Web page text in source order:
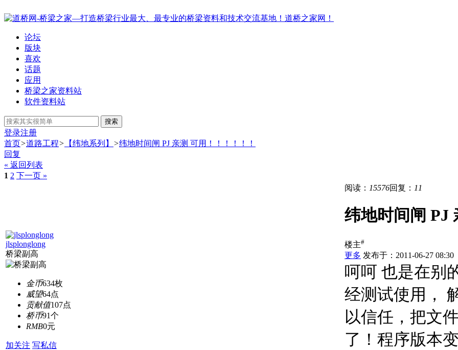
论坛
版块
喜欢
话题
应用
桥梁之家资料站
软件资料站
搜索
登录注册
首页>道路工程> 【纬地系列】 >纬地时间闸 PJ 亲测 可用！！！！！！
回复
« 返回列表
1 2 下一页 »
jlsplonglong
桥梁副高
金币634枚
威望64点
贡献值107点
桥币91个
RMB0元
加关注 写私信
阅读： 15576回复： 11
纬地时间闸 PJ
楼主#
更多 发布于：2011-06-27 08:30
呵呵 也是在别
经测试使用，
以信任，把文
了！程序版本变